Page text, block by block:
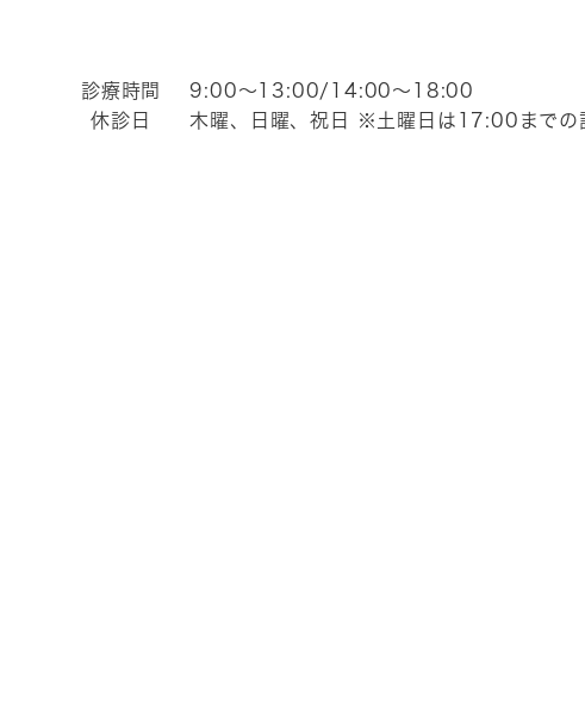
診療時間
9:00～13:00/14:00〜18:00
休診日
木曜、日曜、祝日 ※土曜日は17:00までの